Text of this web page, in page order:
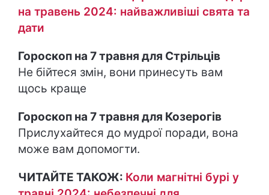
на травень 2024: найважливіші свята та
дати
Гороскоп на 7 травня для Стрільців
Не бійтеся змін, вони принесуть вам
щось краще
Гороскоп на 7 травня для Козерогів
Прислухайтеся до мудрої поради, вона
може вам допомогти.
ЧИТАЙТЕ ТАКОЖ: Коли магнітні бурі у